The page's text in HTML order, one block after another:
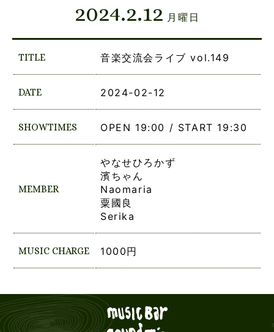
2024.2.12 月曜日
TITLE 音楽交流会ライブ vol.149
DATE 2024-02-12
SHOWTIMES OPEN 19:00 / START 19:30
MEMBER
やなせひろかず
濱ちゃん
Naomaria
粟國良
Serika
MUSIC CHARGE 1000円